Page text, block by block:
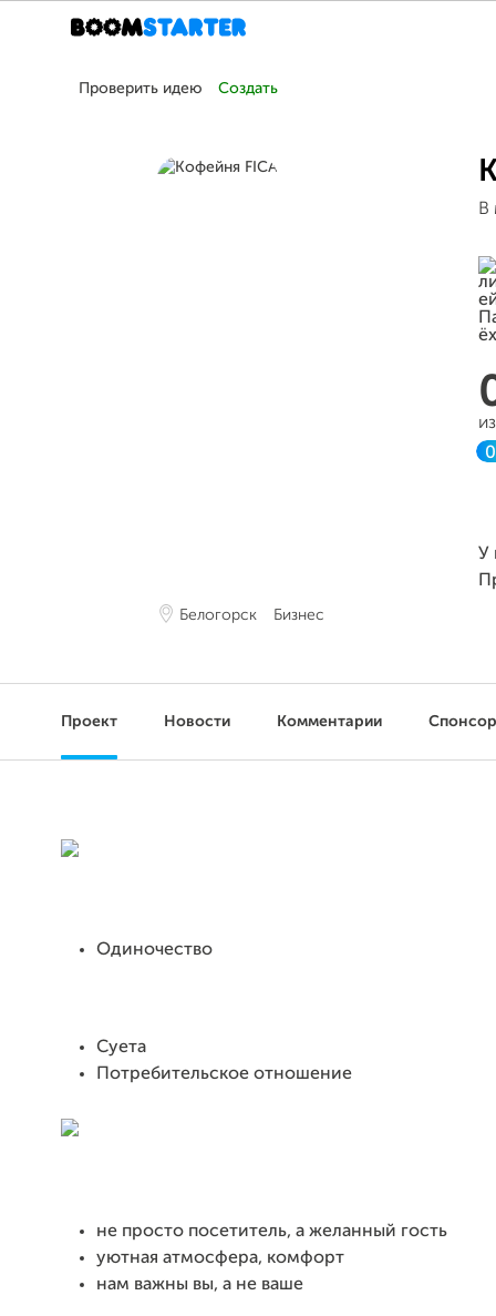
Проверить идею Создать
Белогорск Бизнес
В
У
Проект Новости Комментарии
Одиночество
Суета
Потребительское отношение
не просто посетитель, а желанный гость
уютная атмосфера, комфорт
нам важны вы, а не ваше